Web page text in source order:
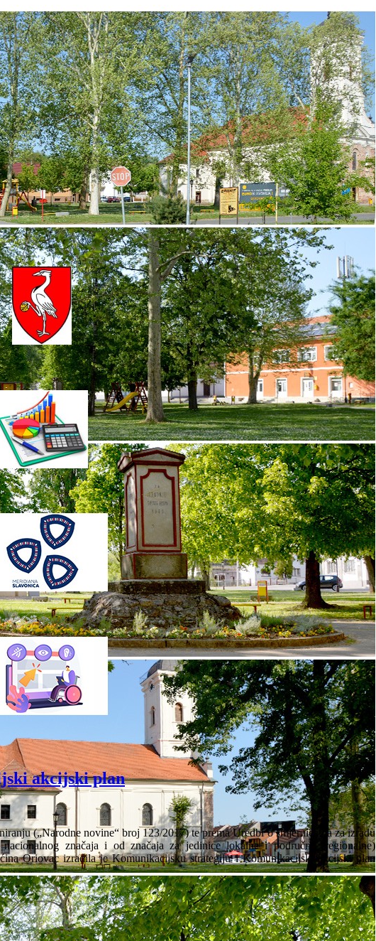
akcijski plan
(„Narodne novine“ broj 123/2017) te prema Uredbi o smjernicama za izradu
nacionalnog značaja i od značaja za jedinice lokalne i područne (regionalne)
Oriovac izradila je Komunikacijsku strategiju i Komunikacijski akcijski plan